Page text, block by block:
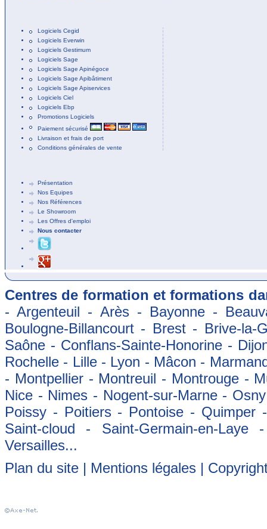
Logiciels Cegid
Logiciels Everwin
Logiciels Gestimum
Logiciels Sage
Logiciels Sage Apinégoce
Logiciels Sage Apibâtiment
Logiciels Sage Apiservices
Logiciels Ciel
Logiciels Ebp
Promotions Logiciels
Paiement sécurisé
Livraison et frais de port
Conditions générales de vente
Présentation
Nos Equipes
Nos Références
Le Showroom
Les Offres d'emploi
Nous contacter
Centres de formation et formations
- Argenteuil - Arès - Bayonne -
Boulogne-Billancourt - Brest - Brive-
Saône - Conflans-Sainte-Honorine -
Rochelle - Lille - Lyon - Mâcon -
- Montpellier - Montreuil - Montrouge -
Nice - Nimes - Nogent-sur-Marne -
Poissy - Poitiers - Pontoise -
Saint-cloud - Saint-Germain-en-
Versailles...
Plan du site | Mentions légales |